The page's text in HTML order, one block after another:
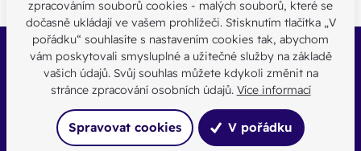
Buďte s námi v kontaktu
Jsme k dispozici pokud potřebujete pomoci
Pro média
zpracováním souborů cookies - malých souborů, které se
dočasně ukládají ve vašem prohlížeči. Stisknutím tlačítka „V
pořádku“ souhlasíte s nastavením cookies tak, abychom
vám poskytovali smysluplné a užitečné služby na základě
vašich údajů. Svůj souhlas můžete kdykoli změnit na
stránce zpracování osobních údajů. Více informací
Spravovat cookies V pořádku